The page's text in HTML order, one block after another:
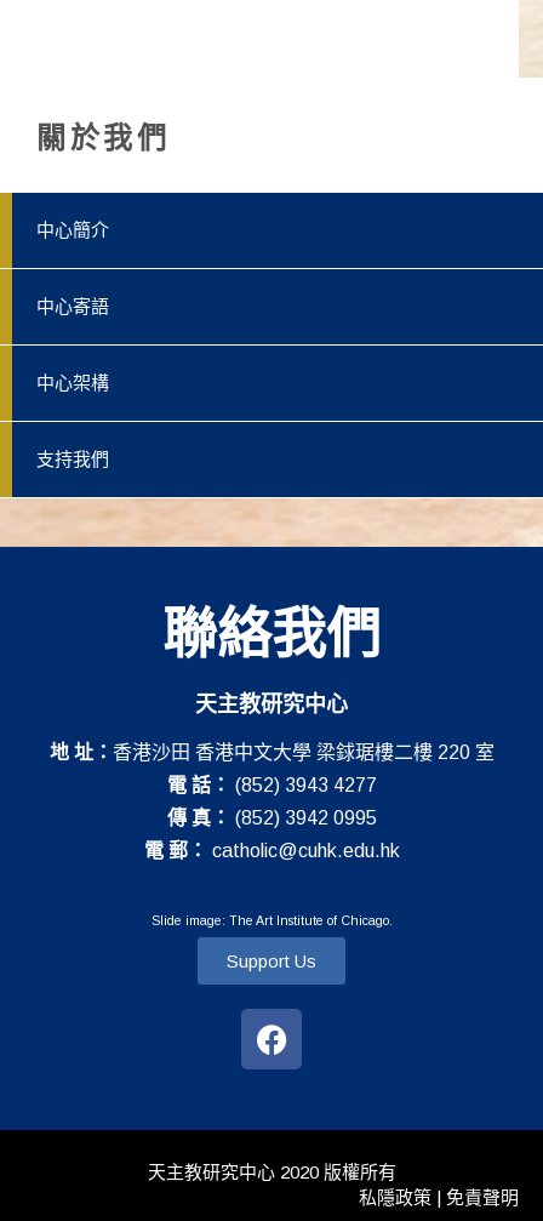
關於我們
中心簡介
中心寄語
中心架構
支持我們
聯絡我們
天主教研究中心
地 址： 香港沙田 香港中文大學 梁銶琚樓二樓 220 室
電 話： (852) 3943 4277
傳 真： (852) 3942 0995
電 郵： catholic@cuhk.edu.hk
Slide image: The Art Institute of Chicago.
Support Us
天主教研究中心 2020 版權所有
私隱政策 | 免責聲明